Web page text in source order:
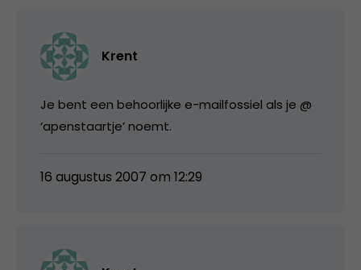
Krent
Je bent een behoorlijke e-mailfossiel als je @
‘apenstaartje’ noemt.
16 augustus 2007 om 12:29